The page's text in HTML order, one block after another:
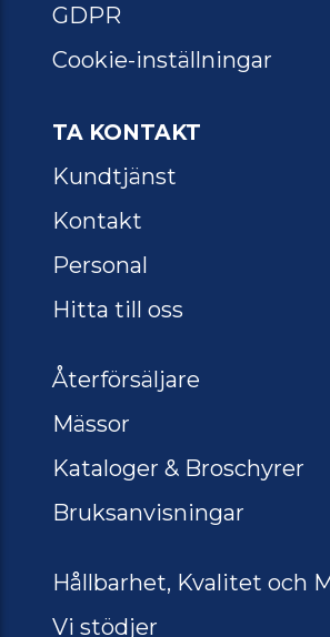
GDPR
Cookie-inställningar
TA KONTAKT
Kundtjänst
Kontakt
Personal
Hitta till oss
Återförsäljare
Mässor
Kataloger & Broschyrer
Bruksanvisningar
Hållbarhet, Kvalitet och
Vi stödjer